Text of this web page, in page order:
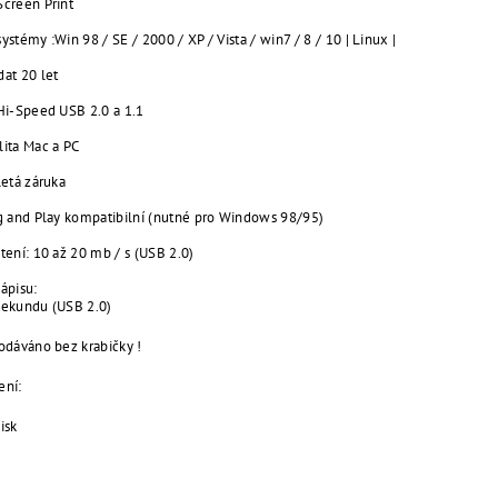
:Win 98 / SE / 2000 / XP / Vista / win7 / 8 / 10 | Linux |
20 let
Speed ​​USB 2.0 a 1.1
Mac a PC
záruka
and Play kompatibilní (nutné pro Windows 98/95)
10 až 20 mb / s (USB 2.0)
(USB 2.0)
bez krabičky !